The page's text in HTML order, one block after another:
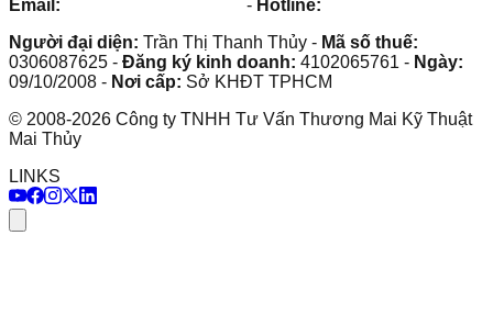
Email:
- Hotline:
Người đại diện: Trần Thị Thanh Thủy - Mã số thuế:
0306087625 - Đăng ký kinh doanh: 4102065761 - Ngày:
09/10/2008 - Nơi cấp: Sở KHĐT TPHCM
© 2008-2026 Công ty TNHH Tư Vấn Thương Mai Kỹ Thuật
Mai Thủy
LINKS